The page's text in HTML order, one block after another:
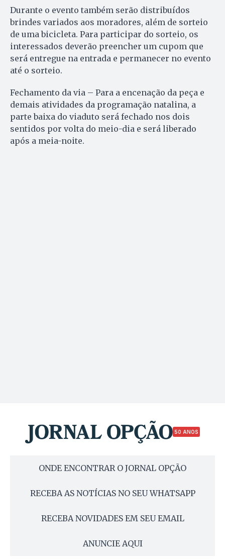
Durante o evento também serão distribuídos
brindes variados aos moradores, além de sorteio
de uma bicicleta. Para participar do sorteio, os
interessados deverão preencher um cupom que
será entregue na entrada e permanecer no evento
até o sorteio.
Fechamento da via – Para a encenação da peça e
demais atividades da programação natalina, a
parte baixa do viaduto será fechado nos dois
sentidos por volta do meio-dia e será liberado
após a meia-noite.
50 ANOS
ONDE ENCONTRAR O JORNAL OPÇÃO
RECEBA AS NOTÍCIAS NO SEU WHATSAPP
RECEBA NOVIDADES EM SEU EMAIL
ANUNCIE AQUI